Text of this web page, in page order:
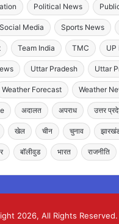
Political News
Social Media Sports News
Team India TMC UP
Uttar Pradesh Uttar
Weather Forecast Weather
अदालत अपराध उत्तर
खेल चीन चुनाव
बॉलीवुड भारत राजनीति
2026, All Rights